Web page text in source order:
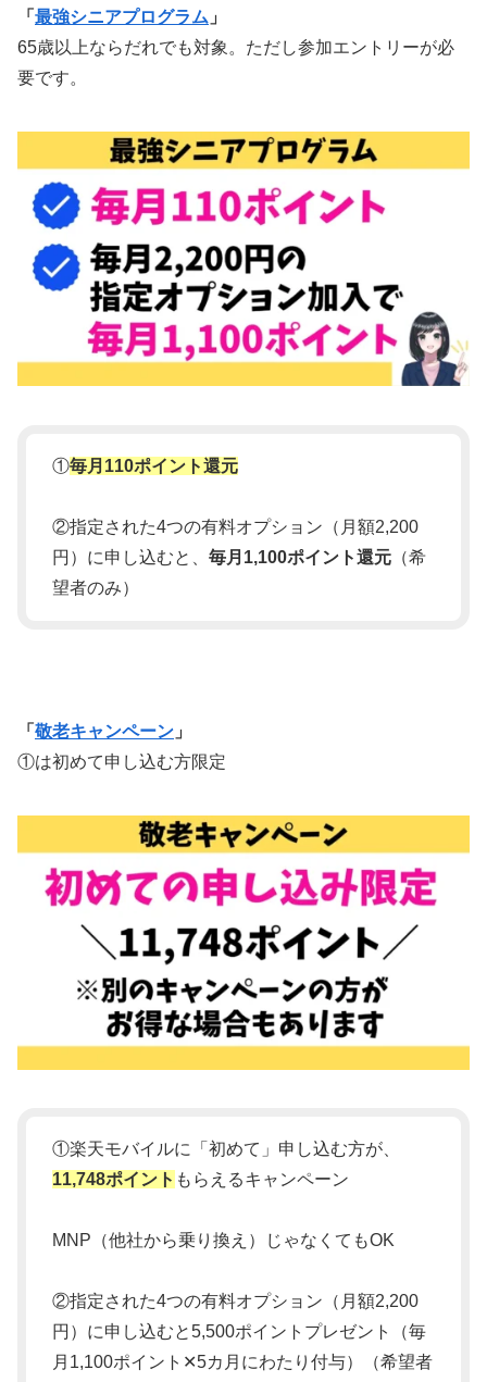
「 最強シニアプログラム 」
65歳以上ならだれでも対象。ただし参加エントリーが必
要です。
①毎月110ポイント還元
②指定された4つの有料オプション（月額2,200
円）に申し込むと、 毎月1,100ポイント還元 （希
望者のみ）
「 敬老キャンペーン 」
①は初めて申し込む方限定
①楽天モバイルに「初めて」申し込む方が、
11,748ポイント もらえるキャンペーン
MNP（他社から乗り換え）じゃなくてもOK
②指定された4つの有料オプション（月額2,200
円）に申し込むと5,500ポイントプレゼント（毎
月1,100ポイント✕5カ月にわたり付与）（希望者